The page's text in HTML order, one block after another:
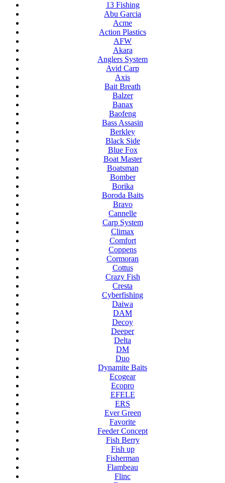
13 Fishing
Abu Garcia
Acme
Action Plastics
AFW
Akara
Anglers System
Avid Carp
Axis
Bait Breath
Balzer
Banax
Baofeng
Bass Assasin
Berkley
Black Side
Blue Fox
Boat Master
Boatsman
Bomber
Borika
Boroda Baits
Bravo
Cannelle
Carp System
Climax
Comfort
Coppens
Cormoran
Cottus
Crazy Fish
Cresta
Cyberfishing
Daiwa
DAM
Decoy
Deeper
Delta
DM
Duo
Dynamite Baits
Ecogear
Ecopro
EFELE
ERS
Ever Green
Favorite
Feeder Concept
Fish Berry
Fish up
Fisherman
Flambeau
Flinc